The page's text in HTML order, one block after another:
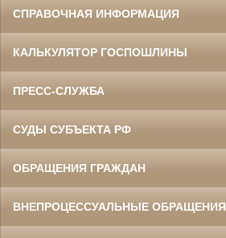
СПРАВОЧНАЯ ИНФОРМАЦИЯ
КАЛЬКУЛЯТОР ГОСПОШЛИНЫ
ПРЕСС-СЛУЖБА
СУДЫ СУБЪЕКТА РФ
ОБРАЩЕНИЯ ГРАЖДАН
ВНЕПРОЦЕССУАЛЬНЫЕ ОБРАЩЕНИЯ